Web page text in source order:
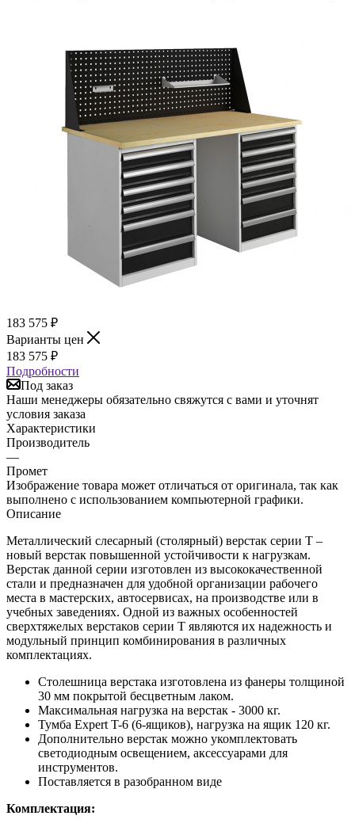
183 575 ₽
Варианты цен
183 575 ₽
Подробности
Под заказ
Наши менеджеры обязательно свяжутся с вами и уточнят
условия заказа
Характеристики
Производитель
—
Промет
Изображение товара может отличаться от оригинала, так как
выполнено с использованием компьютерной графики.
Описание
Металлический слесарный (столярный) верстак серии T –
новый верстак повышенной устойчивости к нагрузкам.
Верстак данной серии изготовлен из высококачественной
стали и предназначен для удобной организации рабочего
места в мастерских, автосервисах, на производстве или в
учебных заведениях. Одной из важных особенностей
сверхтяжелых верстаков серии T являются их надежность и
модульный принцип комбинирования в различных
комплектациях.
Столешница верстака изготовлена из фанеры толщиной
30 мм покрытой бесцветным лаком.
Максимальная нагрузка на верстак - 3000 кг.
Тумба Expert T-6 (6-ящиков), нагрузка на ящик 120 кг.
Дополнительно верстак можно укомплектовать
светодиодным освещением, аксессуарами для
инструментов.
Поставляется в разобранном виде
Комплектация: